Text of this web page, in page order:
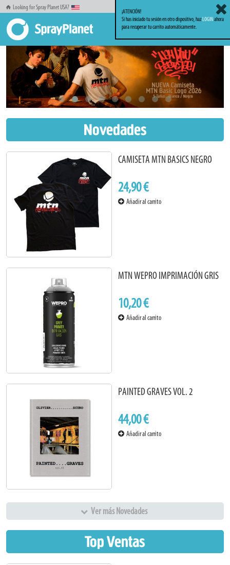
Looking for Spray Planet USA?
Novedades
CAMISETA MTN BASICS NEGRO
24,90 €
Añadir al carrito
MTN WEPRO IMPRIMACIÓN GRIS
10,20 €
Añadir al carrito
PAINTED GRAVES VOL. 2
44,00 €
Añadir al carrito
Ver más Novedades
Top Ventas
¡ATENCIÓN!
Si has iniciado tu sesión en otro dispositivo, hazLOGINahora
para recuperar tu carrito automáticamente.